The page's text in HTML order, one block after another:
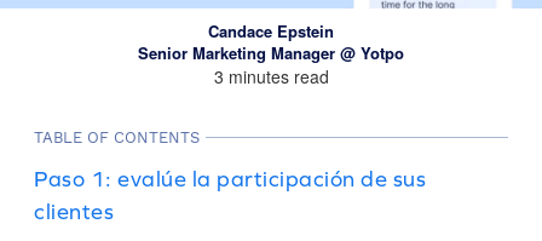
Candace Epstein
Senior Marketing Manager @ Yotpo
3 minutes read
TABLE OF CONTENTS
Paso 1: evalúe la participación de sus
clientes